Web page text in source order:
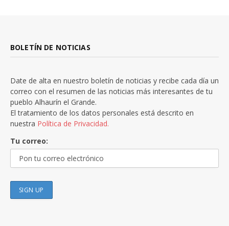
BOLETÍN DE NOTICIAS
Date de alta en nuestro boletín de noticias y recibe cada día un
correo con el resumen de las noticias más interesantes de tu
pueblo Alhaurín el Grande.
El tratamiento de los datos personales está descrito en
nuestra Política de Privacidad.
Tu correo: